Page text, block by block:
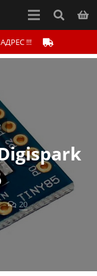
!!!
20комментариев